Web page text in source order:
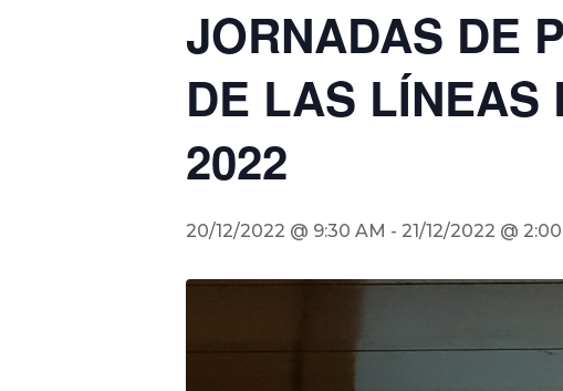
JORNADAS DE
DE LAS LÍNEAS
2022
20/12/2022 @ 9:30 AM - 21/12/2022 @